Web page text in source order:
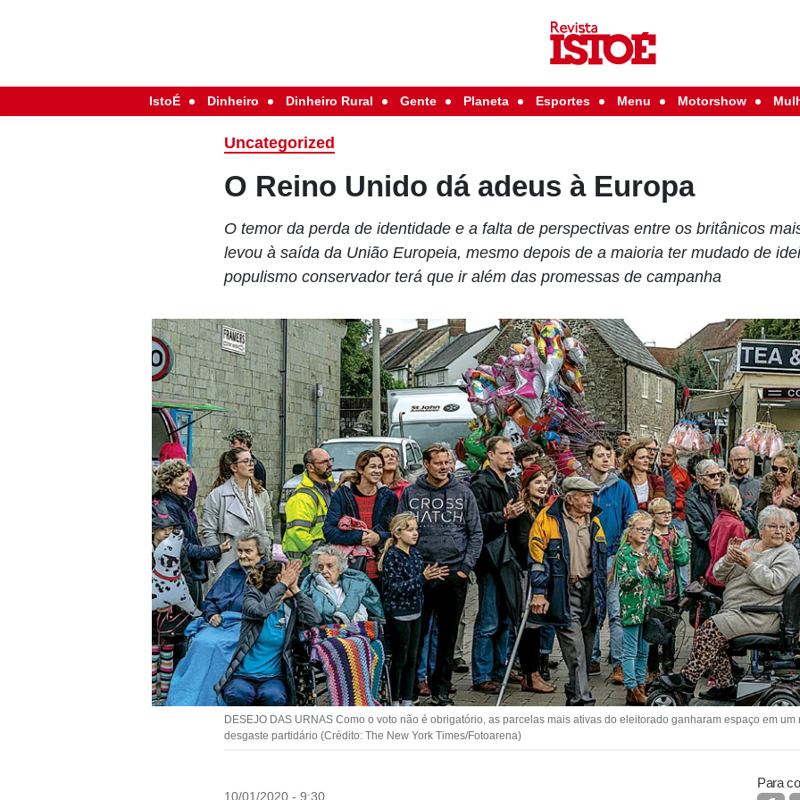
IstoÉ Dinheiro Dinheiro Rural Gente Planeta Esportes Menu Motorshow
Uncategorized
O Reino Unido dá adeus à Europa
O temor da perda de identidade e a falta de perspectivas entre os britânicos
levou à saída da União Europeia, mesmo depois de a maioria ter mudado de
populismo conservador terá que ir além das promessas de campanha
DESEJO DAS URNAS Como o voto não é obrigatório, as parcelas mais ativas do eleitorado ganharam espaço em
desgaste partidário (Crédito: The New York Times/Fotoarena)
10/01/2020 - 9:30
Para